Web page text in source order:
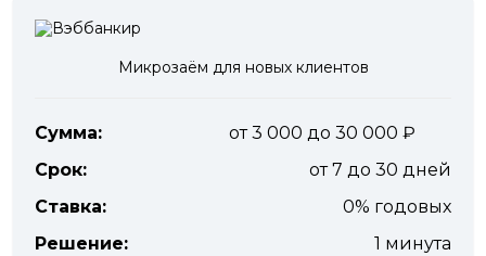
Микрозаём для новых клиентов
Сумма:
от 3 000 до 30 000
Срок:
от 7 до 30 дней
Ставка:
0% годовых
Решение:
1 минута